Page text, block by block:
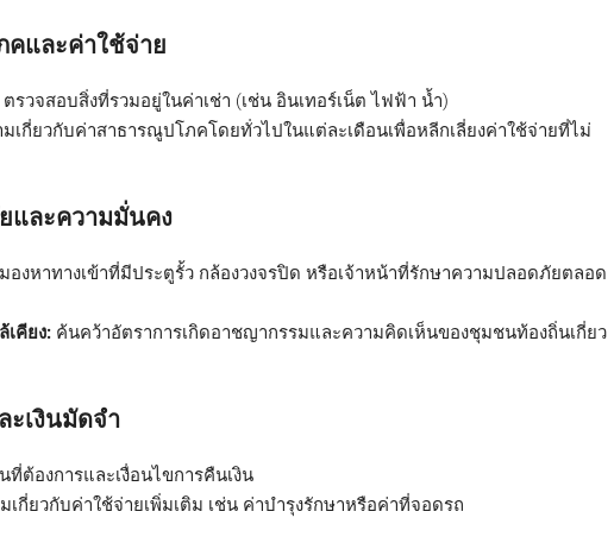
และค่าใช้จ่าย
ตรวจสอบสิ่งที่รวมอยู่ในค่าเช่า (เช่น อินเทอร์เน็ต ไฟฟ้า น้ำ)
เกี่ยวกับค่าสาธารณูปโภคโดยทั่วไปในแต่ละเดือนเพื่อหลีกเลี่ยงค่าใช้จ่ายที่ไม่
และความมั่นคง
มองหาทางเข้าที่มีประตูรั้ว กล้องวงจรปิด หรือเจ้าหน้าที่รักษาความปลอดภัยตลอด
เคียง: ค้นคว้าอัตราการเกิดอาชญากรรมและความคิดเห็นของชุมชนท้องถิ่นเกี่ยว
ะเงินมัดจำ
ที่ต้องการและเงื่อนไขการคืนเงิน
เกี่ยวกับค่าใช้จ่ายเพิ่มเติม เช่น ค่าบำรุงรักษาหรือค่าที่จอดรถ